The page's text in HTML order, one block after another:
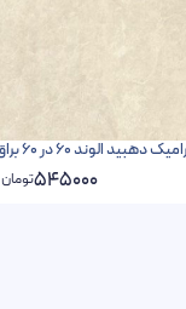
دهبید الوند 60 در 60 براق
545000تومان